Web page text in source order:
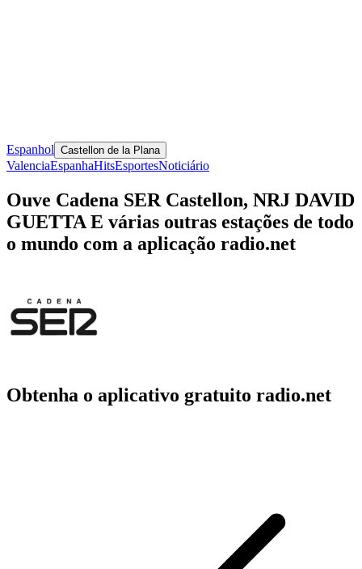
Espanhol Castellon de la Plana
ValenciaEspanhaHitsEsportesNoticiário
Ouve Cadena SER Castellon, NRJ DAVID
GUETTA E várias outras estações de todo
o mundo com a aplicação radio.net
Obtenha o aplicativo gratuito radio.net